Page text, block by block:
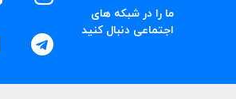
ما را در شبکه های
اجتماعی دنبال کنید